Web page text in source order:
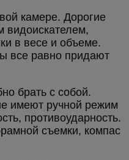
камере. Дорогие
видоискателем,
в весе и объеме.
все равно придают
брать с собой.
имеют ручной режим
противоударность.
съемки, компас